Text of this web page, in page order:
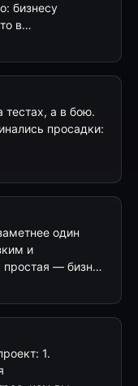
бизнесу
в…
тестах, а в бою.
просадки:
один
и
простая — бизн…
1.